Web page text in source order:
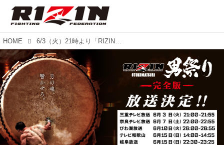
HOME 6/3（火）21時より「RIZIN男祭り −完全版−」が三重テレビ他で放送決定！